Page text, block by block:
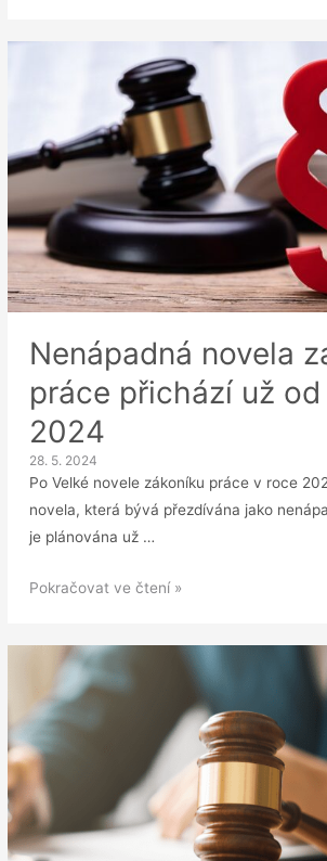
práce
platí
už
od
1.
8.
2024
Nenápadná novela
práce přichází už od
2024
28. 5. 2024
Po Velké novele zákoníku práce v roce
novela, která bývá přezdívána jako
je plánována už …
Nenápadná
zákoníku
práce
přichází
už
od
7.
2024
Pokračovat ve čtení »